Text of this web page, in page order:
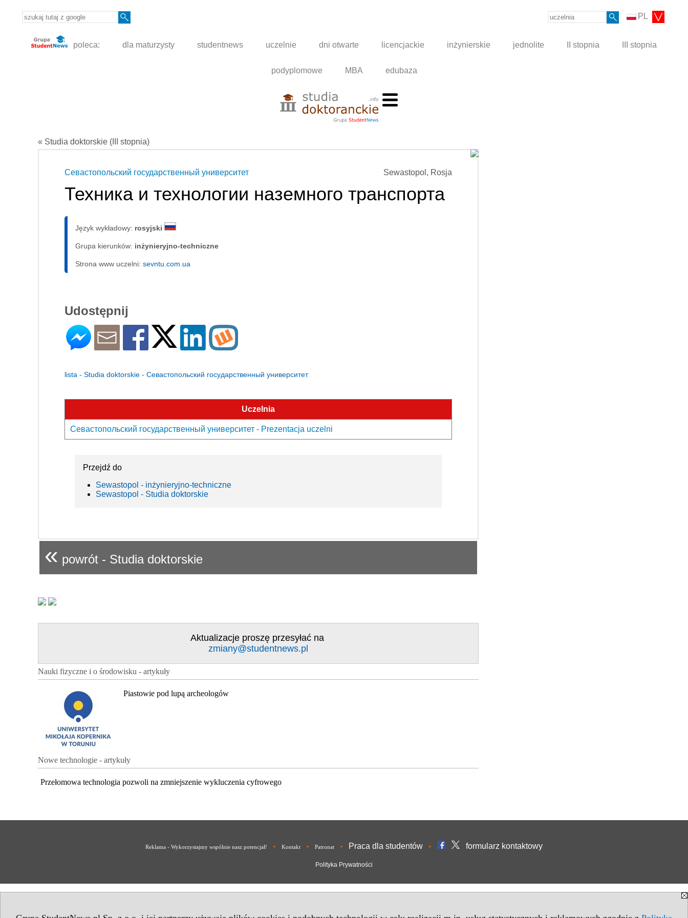
PL
poleca: dla maturzysty studentnews uczelnie dni otwarte licencjackie inżynierskie jednolite II stopnia III stopnia
podyplomowe MBA edubaza
« Studia doktorskie (III stopnia)
Sewastopol, Rosja
Севастопольский государственный университет
Техника и технологии наземного транспорта
Język wykładowy: rosyjski
Grupa kierunków: inżynieryjno-techniczne
Strona www uczelni: sevntu.com.ua
Udostępnij
lista - Studia doktorskie - Севастопольский государственный университет
Uczelnia
Севастопольский государственный университет - Prezentacja uczelni
Przejdź do
Sewastopol - inżynieryjno-techniczne
Sewastopol - Studia doktorskie
« powrót - Studia doktorskie
Aktualizacje proszę przesyłać na
zmiany@studentnews.pl
Nauki fizyczne i o środowisku - artykuły
Piastowie pod lupą archeologów
Nowe technologie - artykuły
Przełomowa technologia pozwoli na zmniejszenie wykluczenia cyfrowego
Reklama - Wykorzystajmy wspólnie nasz potencjał! • Kontakt • Patronat • Praca dla studentów • formularz kontaktowy
Polityka Prywatności